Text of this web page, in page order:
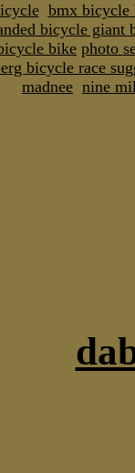
bmx bicycle
bicycle giant
bike photo
bicycle race
madnee nine